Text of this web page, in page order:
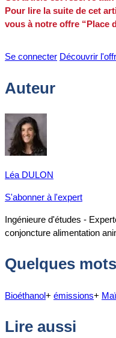
Pour lire la suite de cet
vous à notre offre “Place
Se connecter Découvrir
Auteur
Léa DULON
S'abonner à l'expert
Ingénieure d'études -
conjoncture alimentation
Quelques
Bioéthanol+ émissions+
Lire aussi